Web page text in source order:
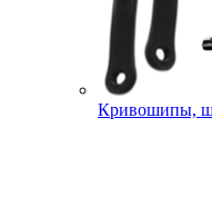
Кривошипы,